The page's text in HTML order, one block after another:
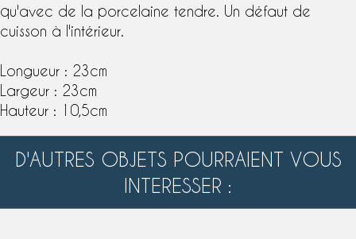
qu'avec de la porcelaine tendre. Un défaut de
cuisson à l'intérieur.
Longueur : 23cm
Largeur : 23cm
Hauteur : 10,5cm
D'AUTRES OBJETS POURRAIENT VOUS
INTERESSER :